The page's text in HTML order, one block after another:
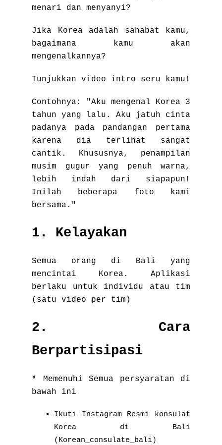
menari dan menyanyi?
Jika Korea adalah sahabat kamu,
bagaimana kamu akan
mengenalkannya?
Tunjukkan video intro seru kamu!
Contohnya: "Aku mengenal Korea 3
tahun yang lalu. Aku jatuh cinta
padanya pada pandangan pertama
karena dia terlihat sangat
cantik. Khususnya, penampilan
musim gugur yang penuh warna,
lebih indah dari siapapun!
Inilah beberapa foto kami
bersama."
1. Kelayakan
Semua orang di Bali yang
mencintai Korea. Aplikasi
berlaku untuk individu atau tim
(satu video per tim)
2. Cara
Berpartisipasi
* Memenuhi Semua persyaratan di
bawah ini
Ikuti Instagram Resmi konsulat
Korea di Bali
(Korean_consulate_bali)